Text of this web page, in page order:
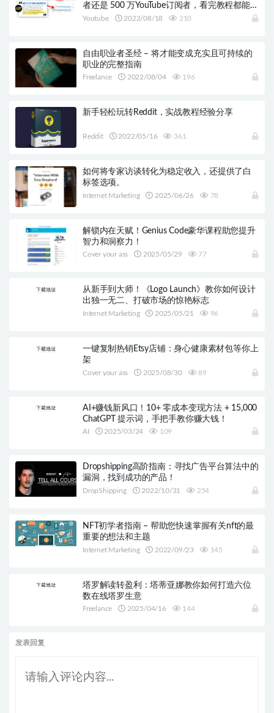
者还是 500 万YouTube订阅者，看完教程都能受
益蛮多
Youtube 2022/08/18 210
自由职业者圣经 – 将才能变成充实且可持续的
职业的完整指南
Freelance 2022/08/04 196
新手轻松玩转Reddit，实战教程经验分享
Reddit 2022/05/16 361
如何将专家访谈转化为稳定收入，还提供了白
标签选项。
Internet Marketing 2025/06/26 78
解锁内在天赋！Genius Code豪华课程助您提升
智力和洞察力！
Cover your ass 2025/05/29 77
从新手到大师！《Logo Launch》教你如何设计
出独一无二、打破市场的惊艳标志
Internet Marketing 2025/05/21 96
一键复制热销Etsy店铺：身心健康素材包等你上
架
Cover your ass 2025/08/30 89
AI+赚钱新风口！10+ 零成本变现方法 + 15,000
ChatGPT 提示词，手把手教你赚大钱！
AI 2025/03/24 109
Dropshipping高阶指南：寻找广告平台算法中的
漏洞，找到成功的产品！
DropShipping 2022/10/31 254
NFT初学者指南 – 帮助您快速掌握有关nft的最
重要的想法和主题
Internet Marketing 2022/09/23 145
塔罗解读转盈利：塔蒂亚娜教你如何打造六位
数在线塔罗生意
Freelance 2025/04/16 144
发表回复